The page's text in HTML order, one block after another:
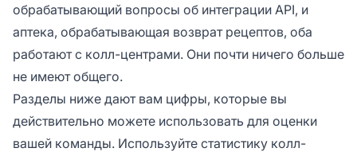
обрабатывающий вопросы об интеграции API, и
аптека, обрабатывающая возврат рецептов, оба
работают с колл-центрами. Они почти ничего больше
не имеют общего.
Разделы ниже дают вам цифры, которые вы
действительно можете использовать для оценки
вашей команды. Используйте статистику колл-